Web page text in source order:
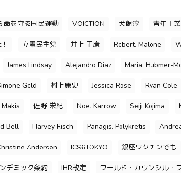
命を守る国民運動 VOICTION 犬飼淳 青年士
立憲民主党 井上 正康 Robert. Malone
James Lindsay Alejandro Diaz Maria. Hubmer-
Gold 村上康史 Jessica Rose Ryan Cole
佐野 栄紀 Noel Karrow Seiji Kojima
Bell Harvey Risch Panagis. Polykretis
Anderson ICS6TOKYO 銀座ワクチンでも
デミック条約 IHR改定 ワールド・カウンシル・